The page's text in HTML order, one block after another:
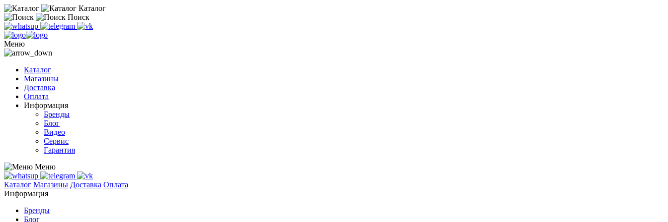
Каталог
Поиск
Меню
Каталог
Магазины
Доставка
Оплата
Информация
Бренды
Блог
Видео
Сервис
Гарантия
Меню
Каталог Магазины Доставка Оплата
Информация
Бренды
Блог